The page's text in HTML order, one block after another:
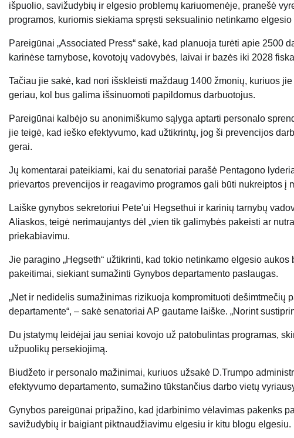
išpuolio, savižudybių ir elgesio problemų kariuomenėje, pranešė
programos, kuriomis siekiama spręsti seksualinio netinkamo
Pareigūnai „Associated Press“ sakė, kad planuoja turėti apie 2500
karinėse tarnybose, kovotojų vadovybės, laivai ir bazės iki 2028
Tačiau jie sakė, kad nori išskleisti maždaug 1400 žmonių, kuriuos
geriau, kol bus galima išsinuomoti papildomus darbuotojus.
Pareigūnai kalbėjo su anonimiškumo sąlyga aptarti personalo
jie teigė, kad ieško efektyvumo, kad užtikrintų, jog ši prevencijos
gerai.
Jų komentarai pateikiami, kai du senatoriai parašė Pentagono
prievartos prevencijos ir reagavimo programos gali būti nukreiptos į
Laiške gynybos sekretoriui Pete'ui Hegsethui ir karinių tarnybų
Aliaskos, teigė nerimaujantys dėl „vien tik galimybės pakeisti ar
priekabiavimu.
Jie paragino „Hegseth“ užtikrinti, kad tokio netinkamo elgesio
pakeitimai, siekiant sumažinti Gynybos departamento paslaugas.
„Net ir nedidelis sumažinimas rizikuoja kompromituoti
departamente“, – sakė senatoriai AP gautame laiške. „Norint
Du įstatymų leidėjai jau seniai kovojo už patobulintas programas,
užpuolikų persekiojimą.
Biudžeto ir personalo mažinimai, kuriuos užsakė D.Trumpo
efektyvumo departamento, sumažino tūkstančius darbo vietų
Gynybos pareigūnai pripažino, kad įdarbinimo vėlavimas pakenks
savižudybių ir baigiant piktnaudžiavimu elgesiu ir kitu blogu elgesiu.